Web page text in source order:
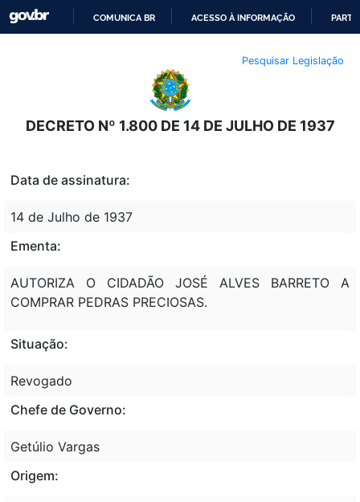
O
CONTEÚDO
COMUNICA BR ACESSO À INFORMAÇÃO
Pesquisar Legislação
DECRETO Nº 1.800 DE 14 DE JULHO DE 1937
Data de assinatura:
14 de Julho de 1937
Ementa:
AUTORIZA O CIDADÃO JOSÉ ALVES BARRETO A
COMPRAR PEDRAS PRECIOSAS.
Situação:
Revogado
Chefe de Governo:
Getúlio Vargas
Origem: